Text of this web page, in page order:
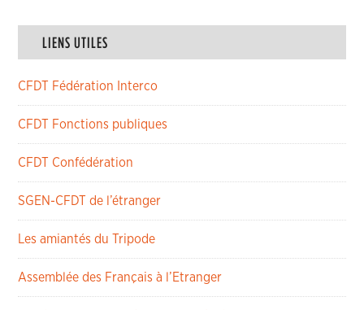
LIENS UTILES
CFDT Fédération Interco
CFDT Fonctions publiques
CFDT Confédération
SGEN-CFDT de l’étranger
Les amiantés du Tripode
Assemblée des Français à l’Etranger